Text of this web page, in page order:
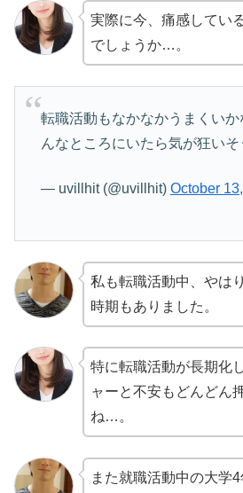
実際に今、痛感してい
でしょうか…。
転職活動もなかなかうまくいか
んなところにいたら気が狂いそ
— uvillhit (@uvillhit) October
私も転職活動中、やは
時期もありました。
特に転職活動が長期化
ャーと不安もどんどん
ね…。
また就職活動中の大学